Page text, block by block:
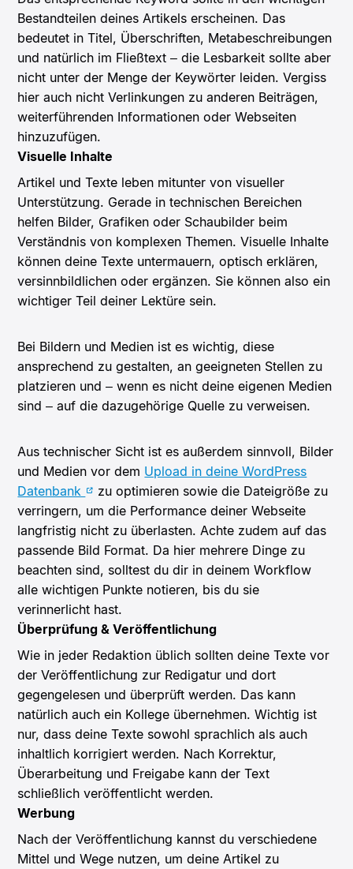
Bestandteilen deines Artikels erscheinen. Das
bedeutet in Titel, Überschriften, Metabeschreibungen
und natürlich im Fließtext – die Lesbarkeit sollte aber
nicht unter der Menge der Keywörter leiden. Vergiss
hier auch nicht Verlinkungen zu anderen Beiträgen,
weiterführenden Informationen oder Webseiten
hinzuzufügen.
Visuelle Inhalte
Artikel und Texte leben mitunter von visueller
Unterstützung. Gerade in technischen Bereichen
helfen Bilder, Grafiken oder Schaubilder beim
Verständnis von komplexen Themen. Visuelle Inhalte
können deine Texte untermauern, optisch erklären,
versinnbildlichen oder ergänzen. Sie können also ein
wichtiger Teil deiner Lektüre sein.
Bei Bildern und Medien ist es wichtig, diese
ansprechend zu gestalten, an geeigneten Stellen zu
platzieren und – wenn es nicht deine eigenen Medien
sind – auf die dazugehörige Quelle zu verweisen.
Aus technischer Sicht ist es außerdem sinnvoll, Bilder
und Medien vor dem Upload in deine WordPress
Datenbank
zu optimieren sowie die Dateigröße zu
verringern, um die Performance deiner Webseite
langfristig nicht zu überlasten. Achte zudem auf das
passende Bild Format. Da hier mehrere Dinge zu
beachten sind, solltest du dir in deinem Workflow
alle wichtigen Punkte notieren, bis du sie
verinnerlicht hast.
Überprüfung & Veröffentlichung
Wie in jeder Redaktion üblich sollten deine Texte vor
der Veröffentlichung zur Redigatur und dort
gegengelesen und überprüft werden. Das kann
natürlich auch ein Kollege übernehmen. Wichtig ist
nur, dass deine Texte sowohl sprachlich als auch
inhaltlich korrigiert werden. Nach Korrektur,
Überarbeitung und Freigabe kann der Text
schließlich veröffentlicht werden.
Werbung
Nach der Veröffentlichung kannst du verschiedene
Mittel und Wege nutzen, um deine Artikel zu